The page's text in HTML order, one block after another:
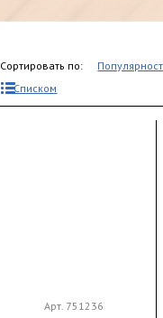
Сортировать по:
Списком
Арт. 751236